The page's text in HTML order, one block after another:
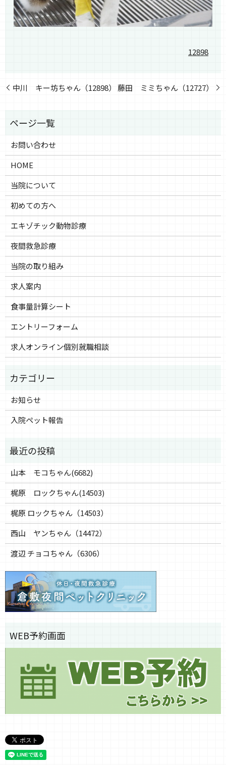
12898
中川 キー坊ちゃん（12898） 藤田 ミミちゃん（12727）
お問い合わせ
HOME
当院について
初めての方へ
エキゾチック動物診療
夜間救急診療
当院の取り組み
求人案内
食事量計算シート
エントリーフォーム
求人オンライン個別就職相談
お知らせ
入院ペット報告
山本 モコちゃん(6682)
梶原 ロックちゃん(14503)
梶原 ロックちゃん（14503）
西山 ヤンちゃん（14472）
渡辺 チョコちゃん（6306）